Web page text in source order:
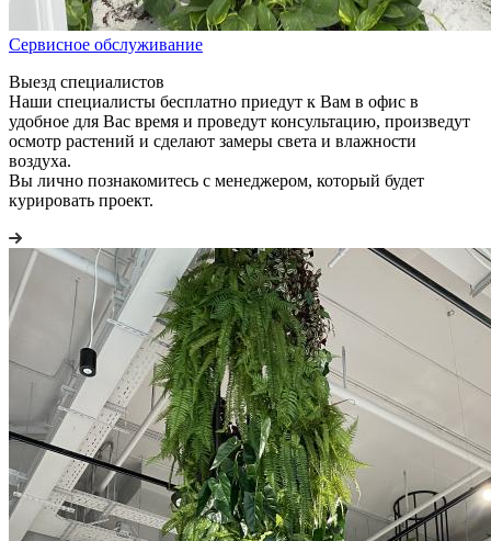
Сервисное обслуживание
Выезд специалистов
Наши специалисты бесплатно приедут к Вам в офис в
удобное для Вас время и проведут консультацию, произведут
осмотр растений и сделают замеры света и влажности
воздуха.
Вы лично познакомитесь с менеджером, который будет
курировать проект.